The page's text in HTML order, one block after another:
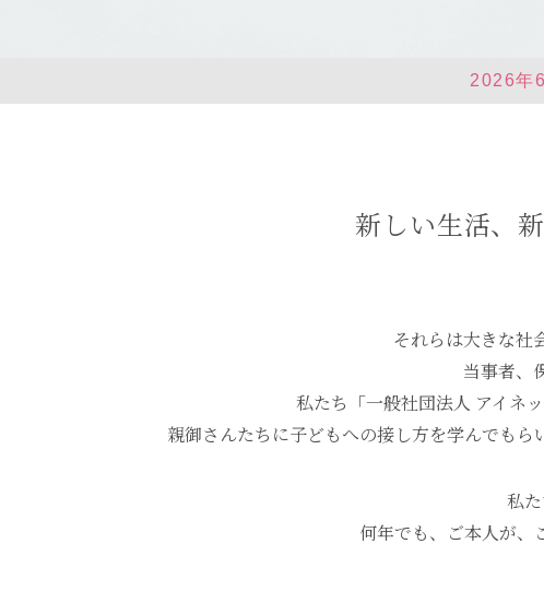
2026年
新しい生活、
それらは大きな社
当事者、
私たち「一般社団法人 アイネッ
親御さんたちに子どもへの接し方を学んでもら
私た
何年でも、ご本人が、